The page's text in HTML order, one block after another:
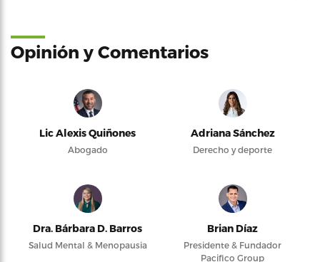
Opinión y Comentarios
Lic Alexis Quiñones
Abogado
Adriana Sánchez
Derecho y deporte
Dra. Bárbara D. Barros
Salud Mental & Menopausia
Brian Díaz
Presidente & Fundador
Pacifico Group